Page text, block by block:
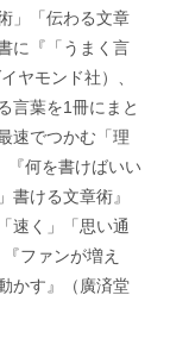
」「伝わる文章
に『「うまく言
ヤモンド社）、
言葉を1冊にまと
速でつかむ「理
『何を書けばいい
書ける文章術』
速く」「思い通
ファンが増え
かす』（廣済堂